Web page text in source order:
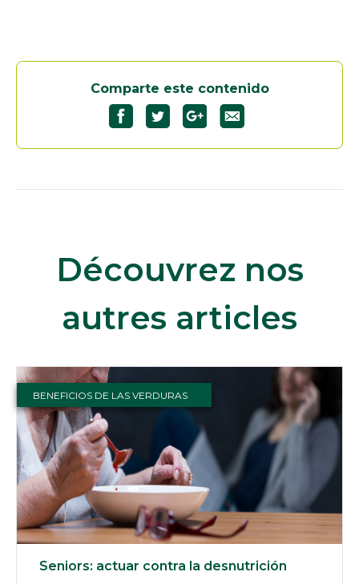
Comparte este contenido
Découvrez nos
autres articles
BENEFICIOS DE LAS VERDURAS
Seniors: actuar contra la desnutrición